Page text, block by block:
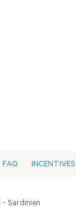
FAQ INCENTIVES
- Sardinien